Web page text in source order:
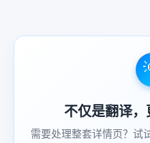
不仅是翻译
需要处理整套详情页？试